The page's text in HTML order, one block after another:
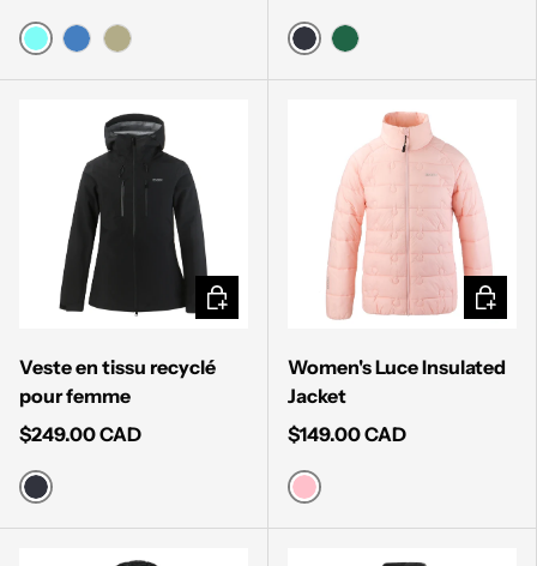
SMOKE TEAL MUTED BLACK
Veste en tissu recyclé
pour femme
$249.00 CAD
MUTED BLACK
CHOISIR LES OPTIONS
Women's Luce Insulated
Jacket
$149.00 CAD
LIGHT PINK